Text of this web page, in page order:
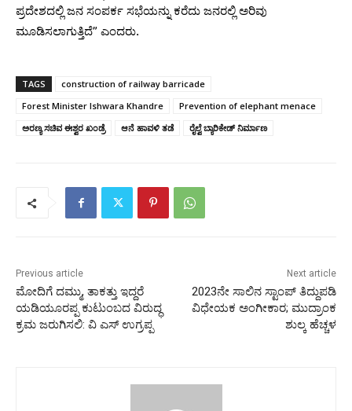
ಪ್ರದೇಶದಲ್ಲಿ ಜನ ಸಂಪರ್ಕ ಸಭೆಯನ್ನು ಕರೆದು ಜನರಲ್ಲಿ ಅರಿವು
ಮೂಡಿಸಲಾಗುತ್ತಿದೆ” ಎಂದರು.
TAGS
construction of railway barricade
Forest Minister Ishwara Khandre
Prevention of elephant menace
ಅರಣ್ಯ ಸಚಿವ ಈಶ್ವರ ಖಂಡ್ರೆ
ಆನೆ ಹಾವಳಿ ತಡೆ ರೈಲ್ವೆ ಬ್ಯಾರಿಕೇಡ್ ನಿರ್ಮಾಣ
Previous article
ಮೋದಿಗೆ ದಮ್ಮು‌, ತಾಕತ್ತು ಇದ್ದರೆ
ಯಡಿಯೂರಪ್ಪ ಕುಟುಂಬದ ವಿರುದ್ಧ
ಕ್ರಮ ಜರುಗಿಸಲಿ: ವಿ ಎಸ್‌ ಉಗ್ರಪ್ಪ
Next article
2023ನೇ ಸಾಲಿನ ಸ್ಟಾಂಪ್‌ ತಿದ್ದುಪಡಿ
ವಿಧೇಯಕ ಅಂಗೀಕಾರ; ಮುದ್ರಾಂಕ
ಶುಲ್ಕ ಹೆಚ್ಚಳ